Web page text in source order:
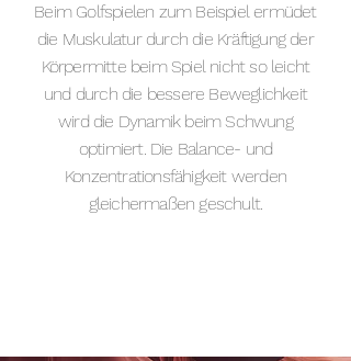
Beim Golfspielen zum Beispiel ermüdet
die Muskulatur durch die Kräftigung der
Körpermitte beim Spiel nicht so leicht
und durch die bessere Beweglichkeit
wird die Dynamik beim Schwung
optimiert. Die Balance- und
Konzentrationsfähigkeit werden
gleichermaßen geschult.